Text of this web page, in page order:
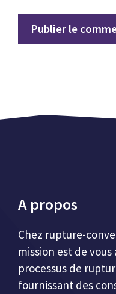
A propos
Chez rupture-
mission est de
processus de
fournissant des